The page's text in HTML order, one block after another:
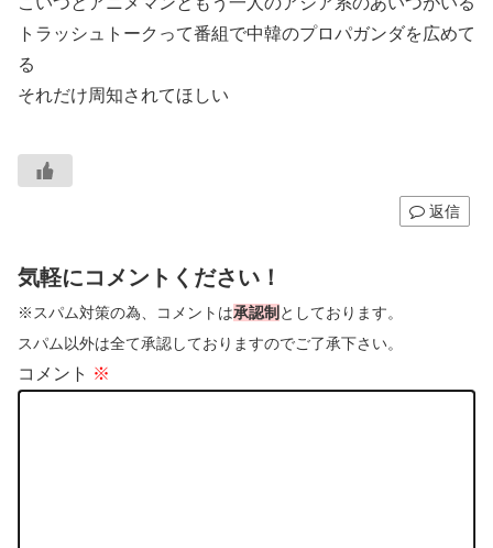
トラッシュトークって番組で中韓のプロパガンダを広めて
る
それだけ周知されてほしい
返信
気軽にコメントください！
※スパム対策の為、コメントは承認制 としております。
スパム以外は全て承認しておりますのでご了承下さい。
コメント ※